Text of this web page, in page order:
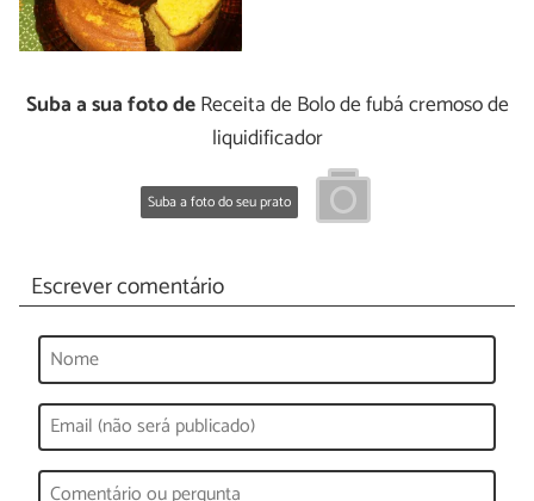
Suba a sua foto deReceita de Bolo de fubá cremoso de
liquidificador
Suba a foto do seu prato
Escrever comentário